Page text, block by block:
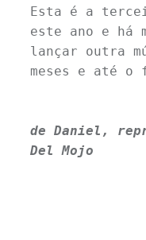
Esta é a
este ano e há
lançar outra
meses e até o
de Daniel,
Del Mojo